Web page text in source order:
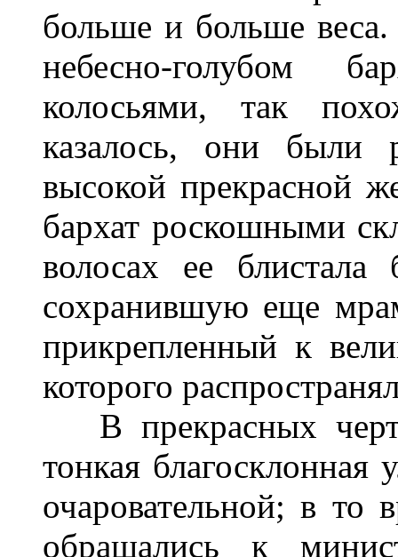
больше и больше веса.
небесно-голубом
колосьями, так
казалось, они
высокой прекрасной
бархат роскошными
волосах ее блистала
сохранившую еще
прикрепленный к
которого
В прекрасных
тонкая благосклонная
очаровательной; в то
обращались к